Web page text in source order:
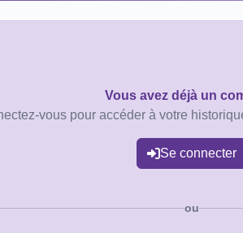
Vous avez déjà un
vous pour accéder à votre
Se connecter
ou